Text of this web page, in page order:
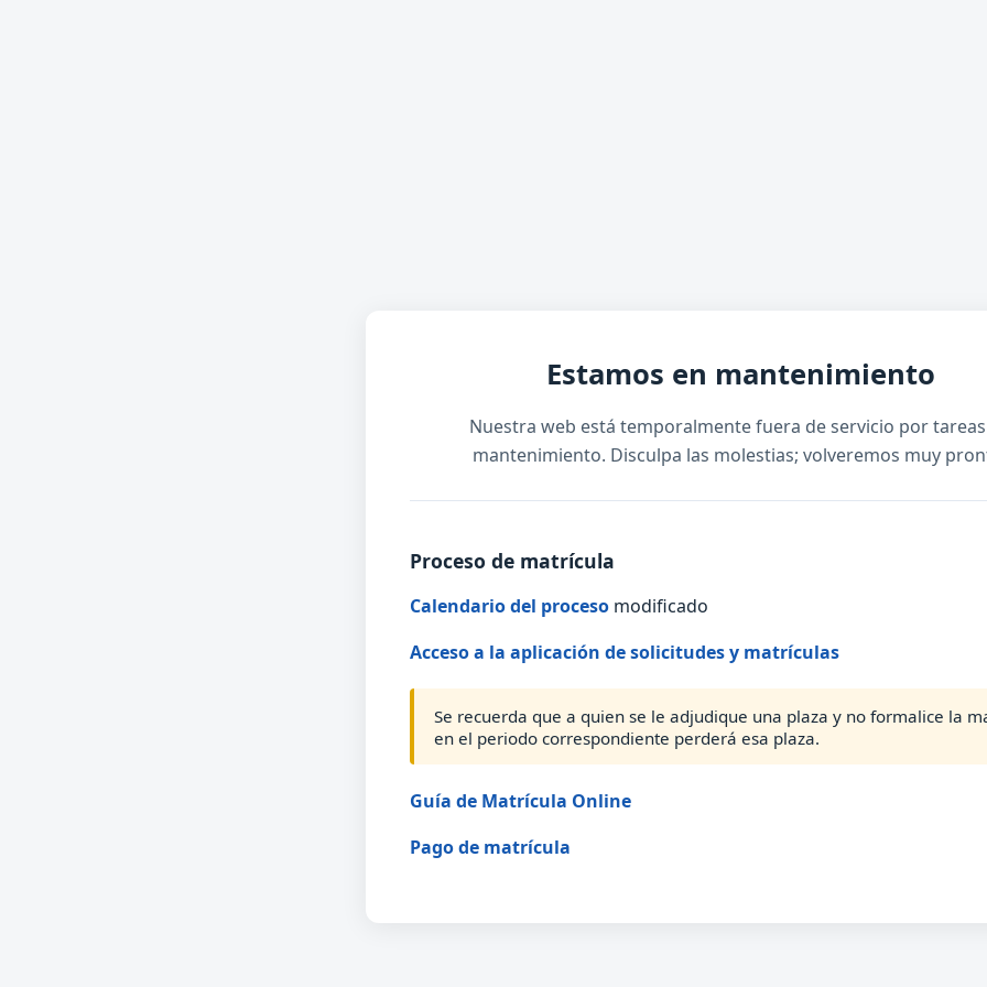
Estamos en mantenimiento
Nuestra web está temporalmente fuera de servicio por
mantenimiento. Disculpa las molestias; volveremos muy
Proceso de matrícula
Calendario del proceso modificado
Acceso a la aplicación de solicitudes y matrículas
Se recuerda que a quien se le adjudique una plaza y no formalice la
en el periodo correspondiente perderá esa plaza.
Guía de Matrícula Online
Pago de matrícula